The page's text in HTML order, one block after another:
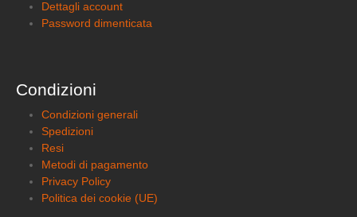
Dettagli account
Password dimenticata
Condizioni
Condizioni generali
Spedizioni
Resi
Metodi di pagamento
Privacy Policy
Politica dei cookie (UE)